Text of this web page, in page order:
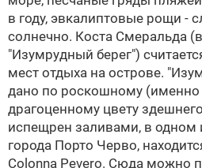
в году, эвкалиптовые рощи -
солнечно. Коста Смеральда
"Изумрудный берег")
мест отдыха на острове.
дано по роскошному (именно
драгоценному цвету
испещрен заливами, в одном
города Порто Черво,
Colonna Pevero. Сюда можно